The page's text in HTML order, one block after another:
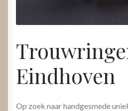
Eindhoven
Op zoek naar handgesmede